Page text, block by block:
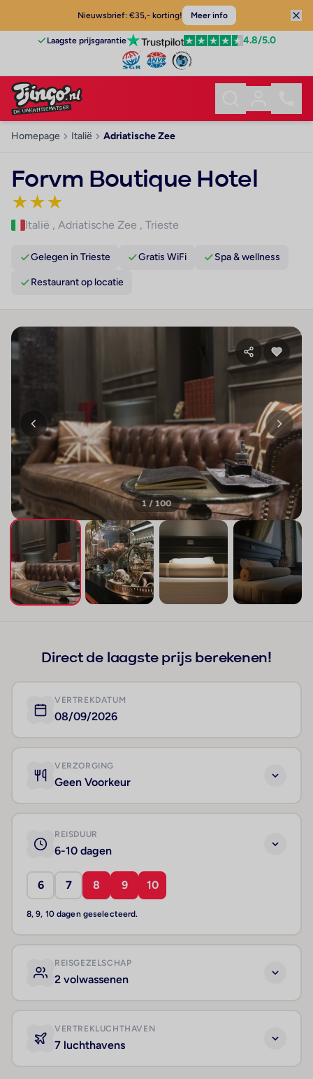
Nieuwsbrief: €35,- korting! Meer info
Laagste prijsgarantie 4.8/5.0
Homepage Italië Adriatische Zee
Forvm Boutique Hotel
★★★
Italië , Adriatische Zee , Trieste
Gelegen in Trieste Gratis WiFi Spa & wellness
Restaurant op locatie
1 / 100
Direct de laagste prijs berekenen!
VERTREKDATUM
08/09/2026
VERZORGING
Geen Voorkeur
REISDUUR
6-10 dagen
6 7 8 9 10
8, 9, 10 dagen geselecteerd.
REISGEZELSCHAP
2 volwassenen
VERTREKLUCHTHAVEN
7 luchthavens